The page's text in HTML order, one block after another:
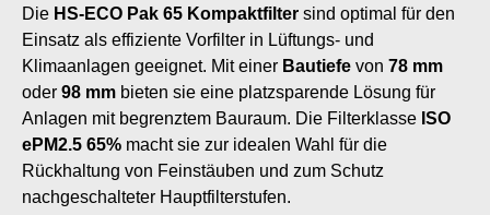
Die HS-ECO Pak 65 Kompaktfilter sind optimal für den
Einsatz als effiziente Vorfilter in Lüftungs- und
Klimaanlagen geeignet. Mit einer Bautiefe von 78 mm
oder 98 mm bieten sie eine platzsparende Lösung für
Anlagen mit begrenztem Bauraum. Die Filterklasse ISO
ePM2.5 65% macht sie zur idealen Wahl für die
Rückhaltung von Feinstäuben und zum Schutz
nachgeschalteter Hauptfilterstufen.